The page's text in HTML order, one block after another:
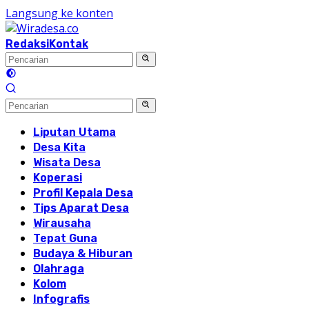
Langsung ke konten
RedaksiKontak
Liputan Utama
Desa Kita
Wisata Desa
Koperasi
Profil Kepala Desa
Tips Aparat Desa
Wirausaha
Tepat Guna
Budaya & Hiburan
Olahraga
Kolom
Infografis